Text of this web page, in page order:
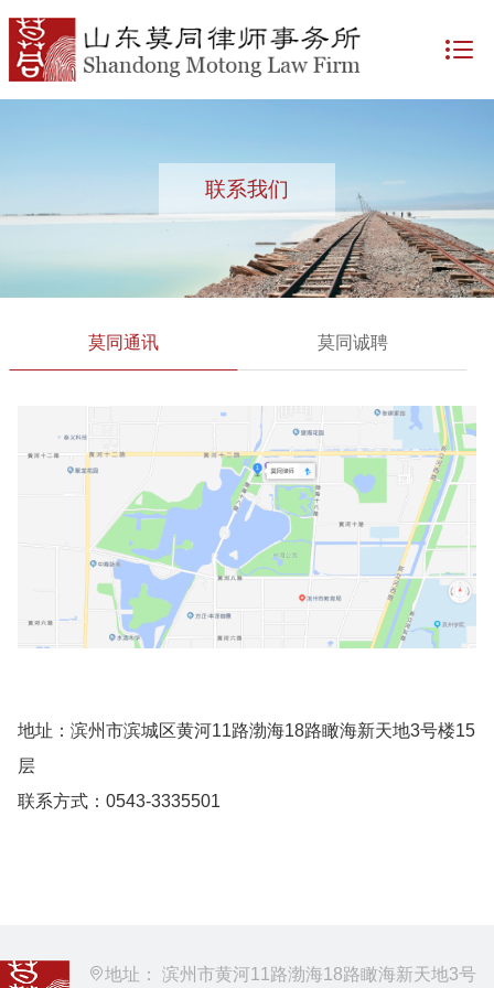
联系我们
莫同通讯 莫同诚聘
地址：滨州市滨城区黄河11路渤海18路瞰海新天地3号楼15
层
联系方式：0543-3335501
地址： 滨州市黄河11路渤海18路瞰海新天地3号